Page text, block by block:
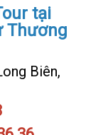
tại
Thương
Biên,